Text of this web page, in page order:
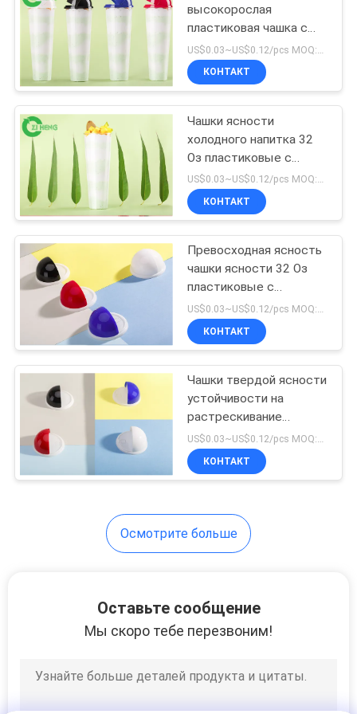
Одноразовая
бумажная
пепельница
Бумажные шары
еды
Чашки супа Kraft
48
кофейные чашки
высокорослая
пластиковая чашка с
крышкой, большими
устранимыми чашками
для напитка
КОНТАКТ
Чашки ясности
холодного напитка 32
Оз пластиковые с
крышками отсутствие
запаха для
неофициальных сходов
US$0.03~US$0.12/pcs MOQ:30000 PCS
КОНТАКТ
Превосходная ясность
чашки ясности 32 Оз
пластиковые с
допуском жары
крышек до 110
градусов
US$0.03~US$0.12/pcs MOQ:30000 PCS
КОНТАКТ
Чашки твердой ясности
устойчивости на
растрескивание
пластиковые с
крышками 100%
Ресиклабле отсутствие
КОНТАКТ
Осмотрите больше
Оставьте сообщение
Мы скоро тебе перезвоним!